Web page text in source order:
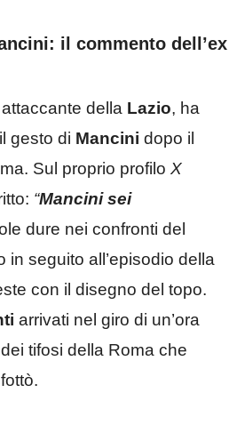
il commento dell’ex
della Lazio, ha
gesto di Mancini dopo il
Sul proprio profilo X
“Mancini sei
dure nei confronti del
in seguito all’episodio della
con il disegno del topo.
arrivati nel giro di un’ora
tifosi della Roma che